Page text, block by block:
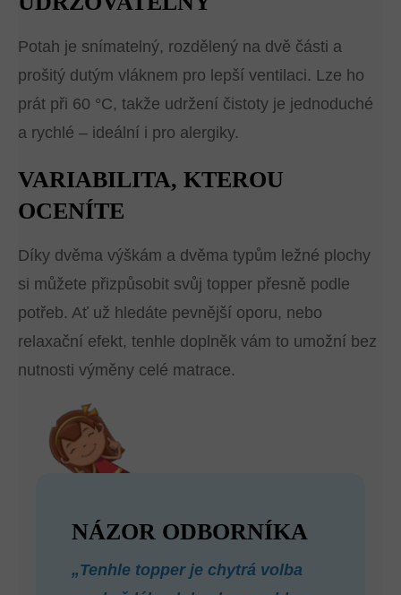
Potah je snímatelný, rozdělený na dvě části a
prošitý dutým vláknem pro lepší ventilaci. Lze ho
prát při 60 °C, takže udržení čistoty je jednoduché
a rychlé – ideální i pro alergiky.
VARIABILITA, KTEROU
OCENÍTE
Díky dvěma výškám a dvěma typům ležné plochy
si můžete přizpůsobit svůj topper přesně podle
potřeb. Ať už hledáte pevnější oporu, nebo
relaxační efekt, tenhle doplněk vám to umožní bez
nutnosti výměny celé matrace.
NÁZOR ODBORNÍKA
„Tenhle topper je chytrá volba